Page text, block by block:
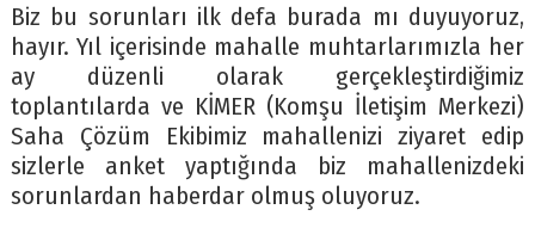
Biz bu sorunları ilk defa burada mı duyuyoruz,
hayır. Yıl içerisinde mahalle muhtarlarımızla her
ay düzenli olarak gerçekleştirdiğimiz
toplantılarda ve KİMER (Komşu İletişim Merkezi)
Saha Çözüm Ekibimiz mahallenizi ziyaret edip
sizlerle anket yaptığında biz mahallenizdeki
sorunlardan haberdar olmuş oluyoruz.